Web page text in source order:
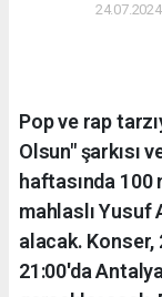
Pop ve rap
Olsun" şarkısı
haftasında
mahlaslı Yusuf
alacak.
21:00'da